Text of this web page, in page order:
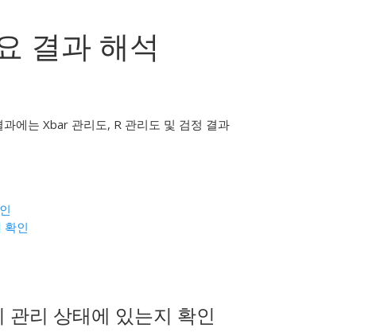
결과 해석
에는 Xbar 관리도, R 관리도 및 검정 결과
확인
관리 상태에 있는지 확인